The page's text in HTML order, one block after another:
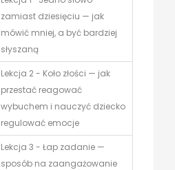
zamiast dziesięciu — jak
mówić mniej, a być bardziej
słyszaną
Lekcja 2 - Koło złości — jak
przestać reagować
wybuchem i nauczyć dziecko
regulować emocje
Lekcja 3 - Łap zadanie —
sposób na zaangażowanie